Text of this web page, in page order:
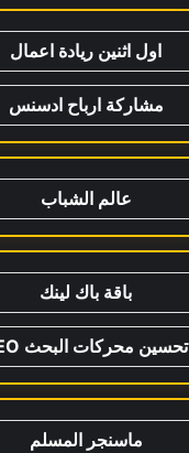
اول اثنين ريادة اعمال
مشاركة ارباح ادسنس
عالم الشباب
باقة باك لينك
تحسين محركات البحث SEO
ماسنجر المسلم